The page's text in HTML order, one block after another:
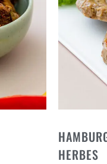
HERBES